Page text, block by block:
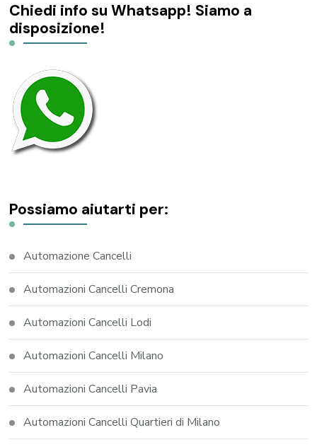
Chiedi info su Whatsapp! Siamo a
disposizione!
Possiamo aiutarti per:
Automazione Cancelli
Automazioni Cancelli Cremona
Automazioni Cancelli Lodi
Automazioni Cancelli Milano
Automazioni Cancelli Pavia
Automazioni Cancelli Quartieri di Milano